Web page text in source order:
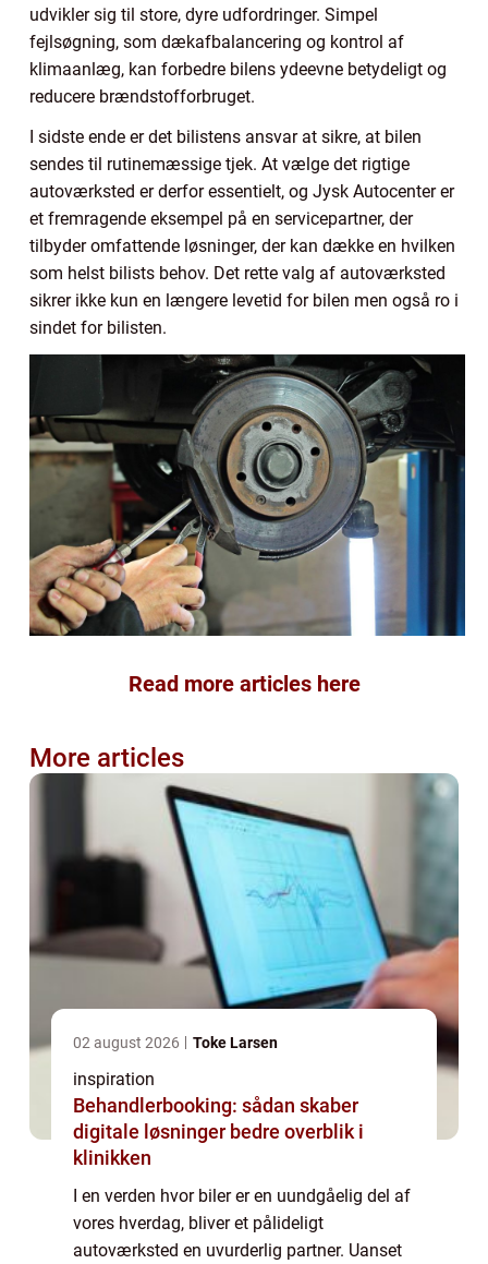
udvikler sig til store, dyre udfordringer. Simpel
fejlsøgning, som dækafbalancering og kontrol af
klimaanlæg, kan forbedre bilens ydeevne betydeligt og
reducere brændstofforbruget.
I sidste ende er det bilistens ansvar at sikre, at bilen
sendes til rutinemæssige tjek. At vælge det rigtige
autoværksted er derfor essentielt, og Jysk Autocenter er
et fremragende eksempel på en servicepartner, der
tilbyder omfattende løsninger, der kan dække en hvilken
som helst bilists behov. Det rette valg af autoværksted
sikrer ikke kun en længere levetid for bilen men også ro i
sindet for bilisten.
Read more articles here
More articles
02 august 2026 Toke Larsen
inspiration
Behandlerbooking: sådan skaber
digitale løsninger bedre overblik i
klinikken
I en verden hvor biler er en uundgåelig del af
vores hverdag, bliver et pålideligt
autoværksted en uvurderlig partner. Uanset